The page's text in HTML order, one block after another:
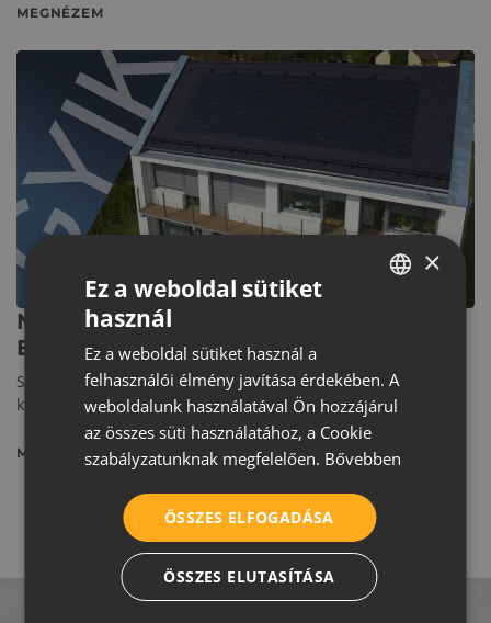
MEGNÉZEM
EGYÉB KATEGÓRIA
Napelemes tetőcserepet szeretne?
Ezeket érdemes tudni róla
Szolár tetőcserepet helyezne fel otthonára, de vannak
kérdései, amikre még nem kapott választ? Olvassa el
MEGNÉZEM
ROMANIAN
SERBIAN
×
Ez a weboldal sütiket
használ
Ez a weboldal sütiket használ a
felhasználói élmény javítása érdekében. A
weboldalunk használatával Ön hozzájárul
az összes süti használatához, a Cookie
szabályzatunknak megfelelően. Bővebben
ÖSSZES ELFOGADÁSA
ÖSSZES ELUTASÍTÁSA